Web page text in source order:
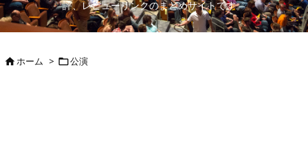
メニュ

評、レビューリンクのまとめサイトです。
ホーム > 公演